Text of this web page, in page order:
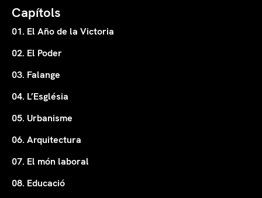
Capítols
01. El Año de la Victoria
02. El Poder
03. Falange
04. L’Església
05. Urbanisme
06. Arquitectura
07. El món laboral
08. Educació